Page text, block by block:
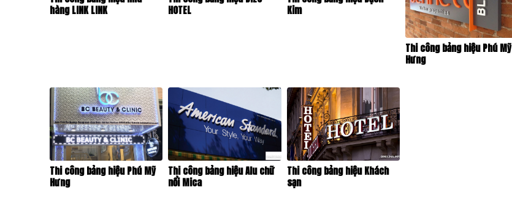
hàng LINK LINK
HOTEL
Kim
Thi công bảng hiệu Phú Mỹ
Hưng
Thi công bảng hiệu Phú Mỹ
Hưng
Thi công bảng hiệu Alu chữ
nổi Mica
Thi công bảng hiệu Khách
sạn